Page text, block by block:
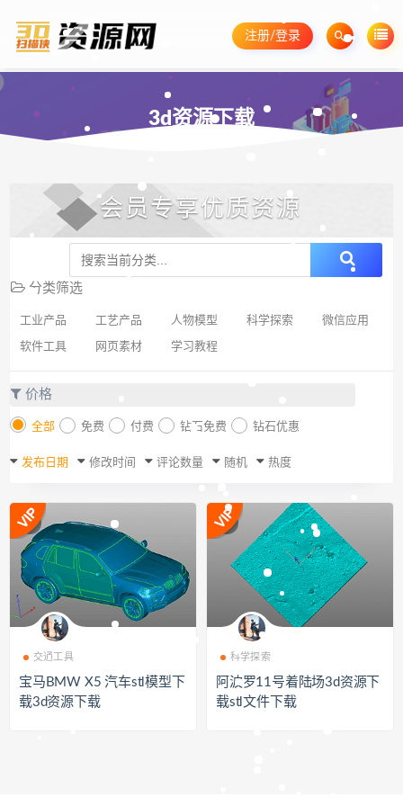
注册/登录
3d资源下载
会员专享优质资源
分类筛选
工业产品 工艺产品 人物模型 科学探索 微信应用
软件工具 网页素材 学习教程
价格
全部 免费 付费 钻石免费 钻石优惠
发布日期 修改时间 评论数量 随机 热度
交通工具
宝马BMW X5 汽车stl模型下
载3d资源下载
科学探索
阿波罗11号着陆场3d资源下
载stl文件下载